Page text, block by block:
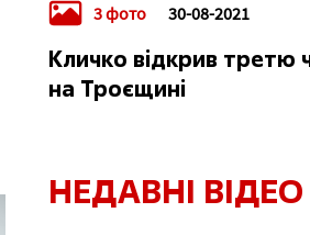
3 фото 30-08-2021
Кличко відкрив третю
на Троєщині
НЕДАВНІ ВІДЕО